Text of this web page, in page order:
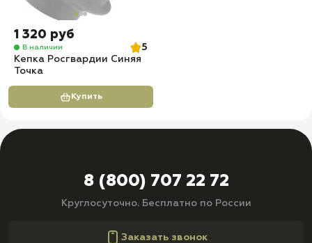
1 320 руб
В наличии
5
Кепка Росгвардии Синяя
Точка
Купить
8 (800) 707 22 72
Круглосуточно. Бесплатно по России
Заказать звонок